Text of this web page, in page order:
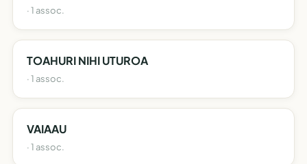
· 1 assoc.
TOAHURI NIHI UTUROA
· 1 assoc.
VAIAAU
· 1 assoc.